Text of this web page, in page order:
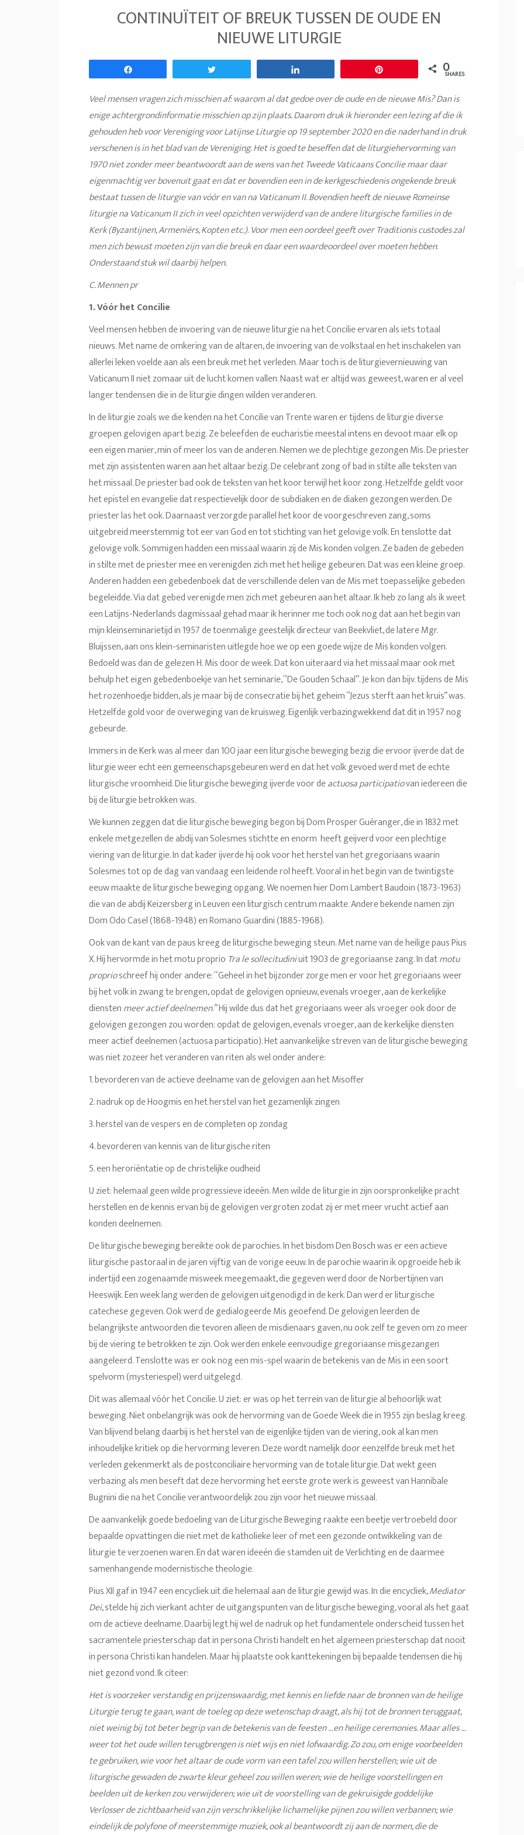
CONTINUÏTEIT OF BREUK TUSSEN DE OUDE EN
NIEUWE LITURGIE
0
SHARES
Veel mensen vragen zich misschien af: waarom al dat gedoe over de oude en de nieuwe Mis? Dan is
enige achtergrondinformatie misschien op zijn plaats. Daarom druk ik hieronder een lezing af die ik
gehouden heb voor Vereniging voor Latijnse Liturgie op 19 september 2020 en die naderhand in druk
verschenen is in het blad van de Vereniging. Het is goed te beseffen dat de liturgiehervorming van
1970 niet zonder meer beantwoordt aan de wens van het Tweede Vaticaans Concilie maar daar
eigenmachtig ver bovenuit gaat en dat er bovendien een in de kerkgeschiedenis ongekende breuk
bestaat tussen de liturgie van vóór en van na Vaticanum II. Bovendien heeft de nieuwe Romeinse
liturgie na Vaticanum II zich in veel opzichten verwijderd van de andere liturgische families in de
Kerk (Byzantijnen, Armeniërs, Kopten etc.).Voor men een oordeel geeft over Traditionis custodes zal
men zich bewust moeten zijn van die breuk en daar een waardeoordeel over moeten hebben.
Onderstaand stuk wil daarbij helpen.
C. Mennen pr
1. Vóór het Concilie
Veel mensen hebben de invoering van de nieuwe liturgie na het Concilie ervaren als iets totaal
nieuws. Met name de omkering van de altaren, de invoering van de volkstaal en het inschakelen van
allerlei leken voelde aan als een breuk met het verleden. Maar toch is de liturgievernieuwing van
Vaticanum II niet zomaar uit de lucht komen vallen. Naast wat er altijd was geweest, waren er al veel
langer tendensen die in de liturgie dingen wilden veranderen.
In de liturgie zoals we die kenden na het Concilie van Trente waren er tijdens de liturgie diverse
groepen gelovigen apart bezig. Ze beleefden de eucharistie meestal intens en devoot maar elk op
een eigen manier, min of meer los van de anderen. Nemen we de plechtige gezongen Mis. De priester
met zijn assistenten waren aan het altaar bezig. De celebrant zong of bad in stilte alle teksten van
het missaal. De priester bad ook de teksten van het koor terwijl het koor zong. Hetzelfde geldt voor
het epistel en evangelie dat respectievelijk door de subdiaken en de diaken gezongen werden. De
priester las het ook. Daarnaast verzorgde parallel het koor de voorgeschreven zang, soms
uitgebreid meerstemmig tot eer van God en tot stichting van het gelovige volk. En tenslotte dat
gelovige volk. Sommigen hadden een missaal waarin zij de Mis konden volgen. Ze baden de gebeden
in stilte met de priester mee en verenigden zich met het heilige gebeuren. Dat was een kleine groep.
Anderen hadden een gebedenboek dat de verschillende delen van de Mis met toepasselijke gebeden
begeleidde. Via dat gebed verenigde men zich met gebeuren aan het altaar. Ik heb zo lang als ik weet
een Latijns-Nederlands dagmissaal gehad maar ik herinner me toch ook nog dat aan het begin van
mijn kleinseminarietijd in 1957 de toenmalige geestelijk directeur van Beekvliet, de latere Mgr.
Bluijssen, aan ons klein-seminaristen uitlegde hoe we op een goede wijze de Mis konden volgen.
Bedoeld was dan de gelezen H. Mis door de week. Dat kon uiteraard via het missaal maar ook met
behulp het eigen gebedenboekje van het seminarie, “De Gouden Schaal”. Je kon dan bijv. tijdens de Mis
het rozenhoedje bidden, als je maar bij de consecratie bij het geheim “Jezus sterft aan het kruis” was.
Hetzelfde gold voor de overweging van de kruisweg. Eigenlijk verbazingwekkend dat dit in 1957 nog
gebeurde.
Immers in de Kerk was al meer dan 100 jaar een liturgische beweging bezig die ervoor ijverde dat de
liturgie weer echt een gemeenschapsgebeuren werd en dat het volk gevoed werd met de echte
liturgische vroomheid. Die liturgische beweging ijverde voor deactuosa participatiovan iedereen die
bij de liturgie betrokken was.
We kunnen zeggen dat die liturgische beweging begon bij Dom Prosper Guéranger, die in 1832 met
enkele metgezellen de abdij van Solesmes stichtte en enorm heeft geijverd voor een plechtige
viering van de liturgie. In dat kader ijverde hij ook voor het herstel van het gregoriaans waarin
Solesmes tot op de dag van vandaag een leidende rol heeft. Vooral in het begin van de twintigste
eeuw maakte de liturgische beweging opgang. We noemen hier Dom Lambert Baudoin (1873-1963)
die van de abdij Keizersberg in Leuven een liturgisch centrum maakte. Andere bekende namen zijn
Dom Odo Casel (1868-1948) en Romano Guardini (1885-1968).
Ook van de kant van de paus kreeg de liturgische beweging steun. Met name van de heilige paus Pius
X. Hij hervormde in het motu proprio Tra le sollecitudiniuit 1903 de gregoriaanse zang. In datmotu
proprioschreef hij onder andere: “Geheel in het bijzonder zorge men er voor het gregoriaans weer
bij het volk in zwang te brengen, opdat de gelovigen opnieuw, evenals vroeger, aan de kerkelijke
dienstenmeer actief deelnemen.” Hij wilde dus dat het gregoriaans weer als vroeger ook door de
gelovigen gezongen zou worden: opdat de gelovigen, evenals vroeger, aan de kerkelijke diensten
meer actief deelnemen (actuosa participatio). Het aanvankelijke streven van de liturgische beweging
was niet zozeer het veranderen van riten als wel onder andere:
1. bevorderen van de actieve deelname van de gelovigen aan het Misoffer
2. nadruk op de Hoogmis en het herstel van het gezamenlijk zingen
3. herstel van de vespers en de completen op zondag
4. bevorderen van kennis van de liturgische riten
5. een heroriëntatie op de christelijke oudheid
U ziet: helemaal geen wilde progressieve ideeën. Men wilde de liturgie in zijn oorspronkelijke pracht
herstellen en de kennis ervan bij de gelovigen vergroten zodat zij er met meer vrucht actief aan
konden deelnemen.
De liturgische beweging bereikte ook de parochies. In het bisdom Den Bosch was er een actieve
liturgische pastoraal in de jaren vijftig van de vorige eeuw. In de parochie waarin ik opgroeide heb ik
indertijd een zogenaamde misweek meegemaakt, die gegeven werd door de Norbertijnen van
Heeswijk. Een week lang werden de gelovigen uitgenodigd in de kerk. Dan werd er liturgische
catechese gegeven. Ook werd de gedialogeerde Mis geoefend. De gelovigen leerden de
belangrijkste antwoorden die tevoren alleen de misdienaars gaven, nu ook zelf te geven om zo meer
bij de viering te betrokken te zijn. Ook werden enkele eenvoudige gregoriaanse misgezangen
aangeleerd. Tenslotte was er ook nog een mis-spel waarin de betekenis van de Mis in een soort
spelvorm (mysteriespel) werd uitgelegd.
Dit was allemaal vóór het Concilie. U ziet: er was op het terrein van de liturgie al behoorlijk wat
beweging. Niet onbelangrijk was ook de hervorming van de Goede Week die in 1955 zijn beslag kreeg.
Van blijvend belang daarbij is het herstel van de eigenlijke tijden van de viering, ook al kan men
inhoudelijke kritiek op die hervorming leveren. Deze wordt namelijk door eenzelfde breuk met het
verleden gekenmerkt als de postconciliaire hervorming van de totale liturgie. Dat wekt geen
verbazing als men beseft dat deze hervorming het eerste grote werk is geweest van Hannibale
Bugnini die na het Concilie verantwoordelijk zou zijn voor het nieuwe missaal.
De aanvankelijk goede bedoeling van de Liturgische Beweging raakte een beetje vertroebeld door
bepaalde opvattingen die niet met de katholieke leer of met een gezonde ontwikkeling van de
liturgie te verzoenen waren. En dat waren ideeën die stamden uit de Verlichting en de daarmee
samenhangende modernistische theologie.
Pius XII gaf in 1947 een encycliek uit die helemaal aan de liturgie gewijd was. In die encycliek,Mediator
Dei, stelde hij zich vierkant achter de uitgangspunten van de liturgische beweging, vooral als het gaat
om de actieve deelname. Daarbij legt hij wel de nadruk op het fundamentele onderscheid tussen het
sacramentele priesterschap dat in persona Christi handelt en het algemeen priesterschap dat nooit
in persona Christi kan handelen. Maar hij plaatste ook kanttekeningen bij bepaalde tendensen die hij
niet gezond vond. Ik citeer:
Het is voorzeker verstandig en prijzenswaardig, met kennis en liefde naar de bronnen van de heilige
Liturgie terug te gaan, want de toeleg op deze wetenschap draagt, als hij tot de bronnen teruggaat,
niet weinig bij tot beter begrip van de betekenis van de feesten …en heilige ceremonies. Maar alles …
weer tot het oude willen terugbrengen is niet wijs en niet lofwaardig. Zo zou, om enige voorbeelden
te gebruiken, wie voor het altaar de oude vorm van een tafel zou willen herstellen; wie uit de
liturgische gewaden de zwarte kleur geheel zou willen weren; wie de heilige voorstellingen en
beelden uit de kerken zou verwijderen; wie uit de voorstelling van de gekruisigde goddelijke
Verlosser de zichtbaarheid van zijn verschrikkelijke lichamelijke pijnen zou willen verbannen; wie
eindelijk de polyfone of meerstemmige muziek, ook al beantwoordt zij aan de normen, die de